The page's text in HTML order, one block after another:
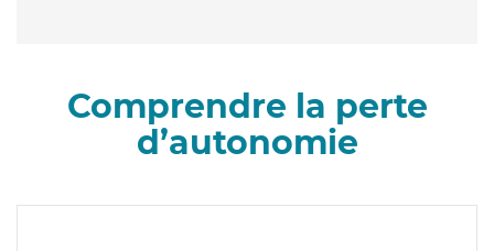
Comprendre la perte
d’autonomie